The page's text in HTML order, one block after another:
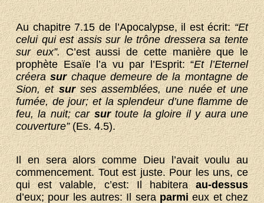
Au chapitre 7.15 de l’Apocalypse, il est écrit:“Et
celui qui est assis sur le trône dressera sa tente
sur eux”. C’est aussi de cette manière que le
prophète Esaïe l’a vu par l’Esprit: “Et l’Eternel
créerasurchaque demeure de la montagne de
Sion, etsurses assemblées, une nuée et une
fumée, de jour; et la splendeur d’une flamme de
feu, la nuit; carsurtoute la gloire il y aura une
couverture”(Es. 4.5).
Il en sera alors comme Dieu l’avait voulu au
commencement. Tout est juste. Pour les uns, ce
qui est valable, c’est: Il habiteraau-dessus
d’eux; pour les autres: Il seraparmieux et chez